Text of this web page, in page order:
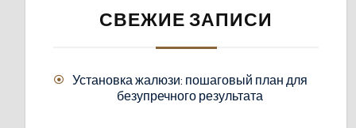
СВЕЖИЕ ЗАПИСИ
Установка жалюзи: пошаговый план для
безупречного результата